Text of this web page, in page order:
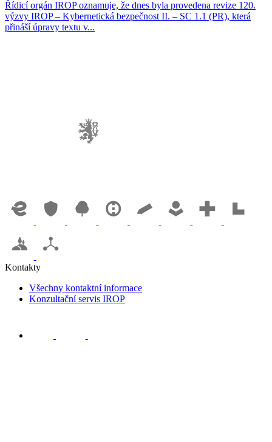
Řídicí orgán IROP oznamuje, že dnes byla provedena revize 120.
výzvy IROP – Kybernetická bezpečnost II. – SC 1.1 (PR), která
přináší úpravy textu v...
Kontakty
Všechny kontaktní informace
Konzultační servis IROP